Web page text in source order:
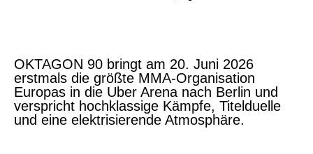
OKTAGON 90 bringt am 20. Juni 2026
erstmals die größte MMA‑Organisation
Europas in die Uber Arena nach Berlin und
verspricht hochklassige Kämpfe, Titelduelle
und eine elektrisierende Atmosphäre.